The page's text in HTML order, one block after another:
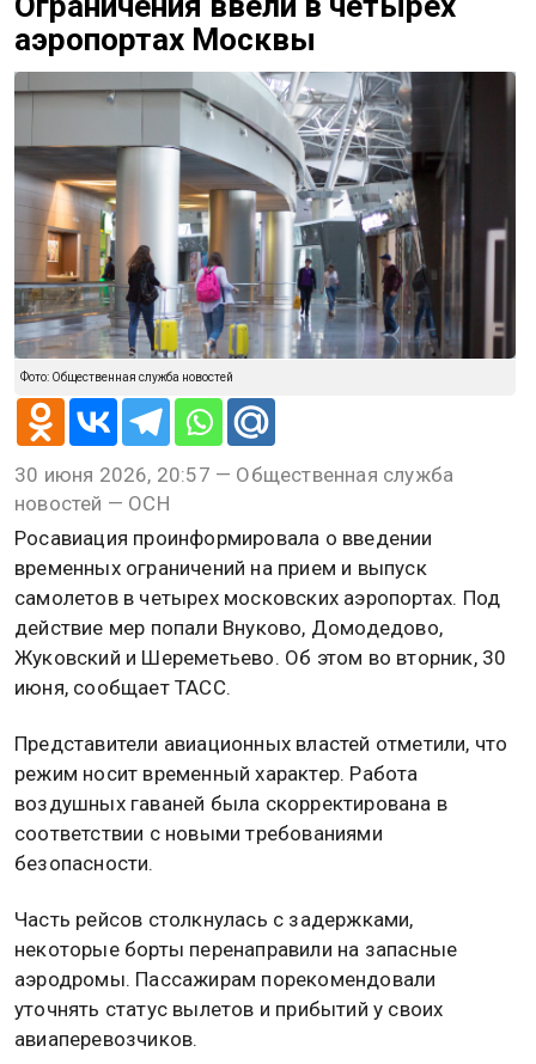
аэропортах Москвы
Фото: Общественная служба новостей
30 июня 2026, 20:57 — Общественная служба
новостей — ОСН
Росавиация проинформировала о введении
временных ограничений на прием и выпуск
самолетов в четырех московских аэропортах. Под
действие мер попали Внуково, Домодедово,
Жуковский и Шереметьево. Об этом во вторник, 30
июня, сообщает ТАСС.
Представители авиационных властей отметили, что
режим носит временный характер. Работа
воздушных гаваней была скорректирована в
соответствии с новыми требованиями
безопасности.
Часть рейсов столкнулась с задержками,
некоторые борты перенаправили на запасные
аэродромы. Пассажирам порекомендовали
уточнять статус вылетов и прибытий у своих
авиаперевозчиков.